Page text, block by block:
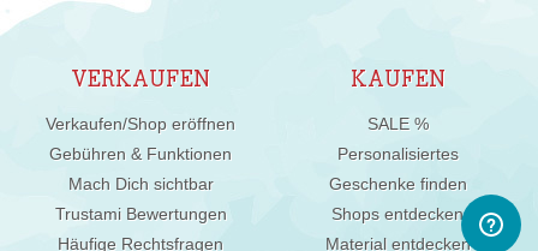
VERKAUFEN
Verkaufen/Shop eröffnen
Gebühren & Funktionen
Mach Dich sichtbar
Trustami Bewertungen
Häufige Rechtsfragen
KAUFEN
SALE %
Personalisiertes
Geschenke finden
Shops entdecken
Material entdecken